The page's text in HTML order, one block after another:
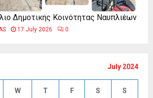
Δημοτικής Κοινότητας Ναυπλιέων
17 July 2026 0
July 2024
W T F S S